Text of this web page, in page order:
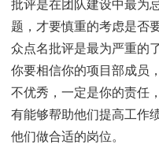
批评是在团队建设中最为
题，才要慎重的考虑是否
众点名批评是最为严重的
你要相信你的项目部成员
不优秀，一定是你的责任
有能够帮助他们提高工作
他们做合适的岗位。